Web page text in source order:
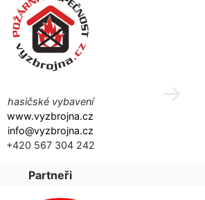
hasičské vybavení
www.vyzbrojna.cz
info@vyzbrojna.cz
+420 567 304 242
Partneři